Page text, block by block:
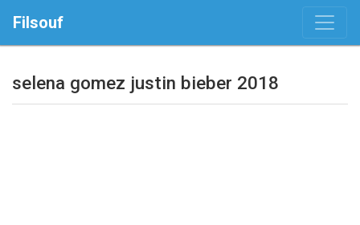
Filsouf
selena gomez justin bieber 2018